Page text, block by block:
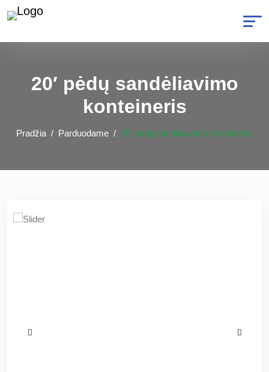
20′ pėdų sandėliavimo
konteineris
Pradžia Parduodame 20′ pėdų sandėliavimo konteineris